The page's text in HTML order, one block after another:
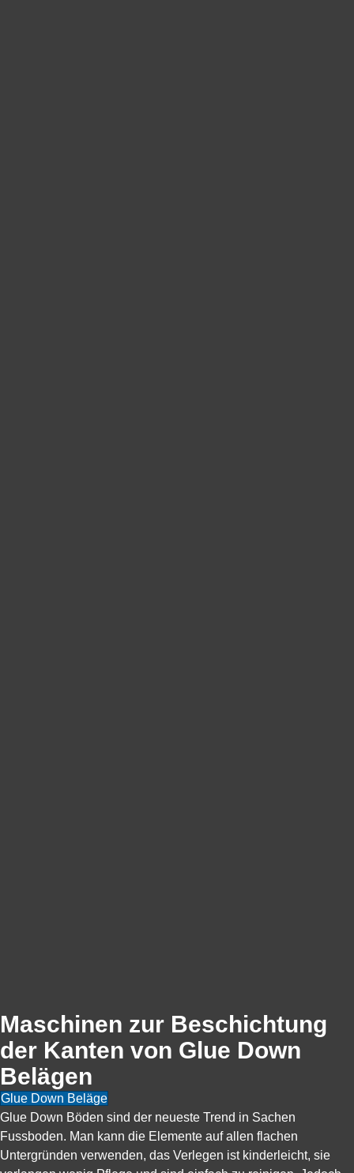
Maschinen zur Beschichtung
der Kanten von Glue Down
Belägen
Glue Down Beläge
Glue Down Böden sind der neueste Trend in Sachen
Fussboden. Man kann die Elemente auf allen flachen
Untergründen verwenden, das Verlegen ist kinderleicht, sie